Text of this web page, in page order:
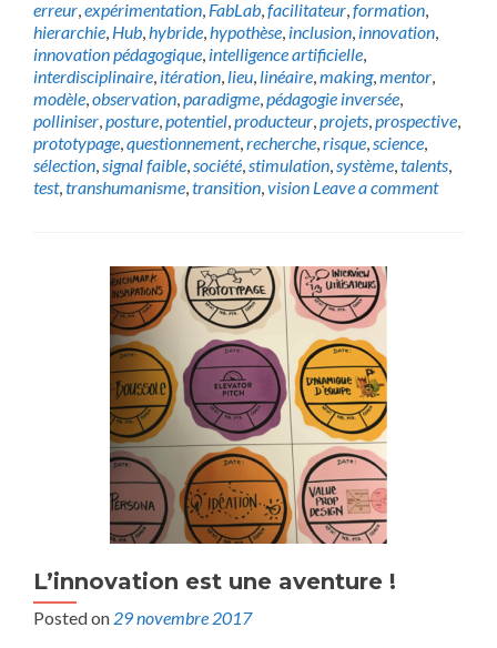
erreur,expérimentation, FabLab,facilitateur,formation,
hierarchie, Hub,hybride,hypothèse, inclusion, innovation,
innovation pédagogique, intelligence artificielle,
interdisciplinaire, itération, lieu, linéaire,making,mentor,
modèle,observation,paradigme,pédagogie inversée,
polliniser,posture,potentiel,producteur,projets,prospective,
prototypage,questionnement,recherche,risque,science,
sélection,signal faible,société,stimulation,système,talents,
test,transhumanisme,transition,vision Leave a comment
L’innovation est une aventure !
Posted on 29 novembre 2017